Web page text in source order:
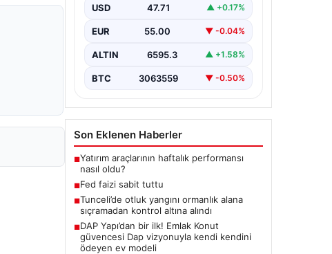
USD 47.71 ▲ +0.17%
EUR 55.00 ▼ -0.04%
ALTIN 6595.3 ▲ +1.58%
BTC 3063559 ▼ -0.50%
Son Eklenen Haberler
■Yatırım araçlarının haftalık performansı
nasıl oldu?
■Fed faizi sabit tuttu
■Tunceli’de otluk yangını ormanlık alana
sıçramadan kontrol altına alındı
■DAP Yapı’dan bir ilk! Emlak Konut
güvencesi Dap vizyonuyla kendi kendini
ödeyen ev modeli